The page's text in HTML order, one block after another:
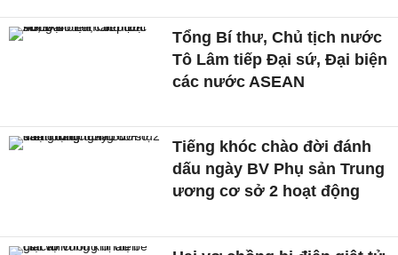
Tổng Bí thư, Chủ tịch nước
Tô Lâm tiếp Đại sứ, Đại biện
các nước ASEAN
Tiếng khóc chào đời đánh
dấu ngày BV Phụ sản Trung
ương cơ sở 2 hoạt động